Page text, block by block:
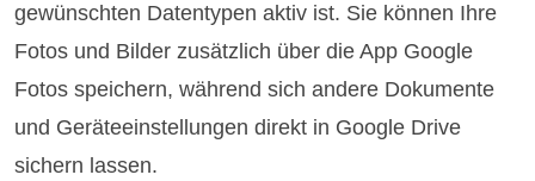
gewünschten Datentypen aktiv ist. Sie können Ihre
Fotos und Bilder zusätzlich über die App Google
Fotos speichern, während sich andere Dokumente
und Geräteeinstellungen direkt in Google Drive
sichern lassen.